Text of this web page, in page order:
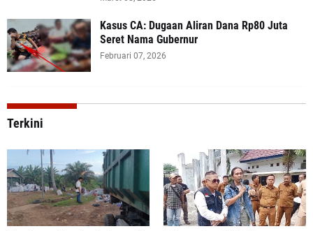
Kasus CA: Dugaan Aliran Dana Rp80 Juta
Seret Nama Gubernur
Februari 07, 2026
Terkini